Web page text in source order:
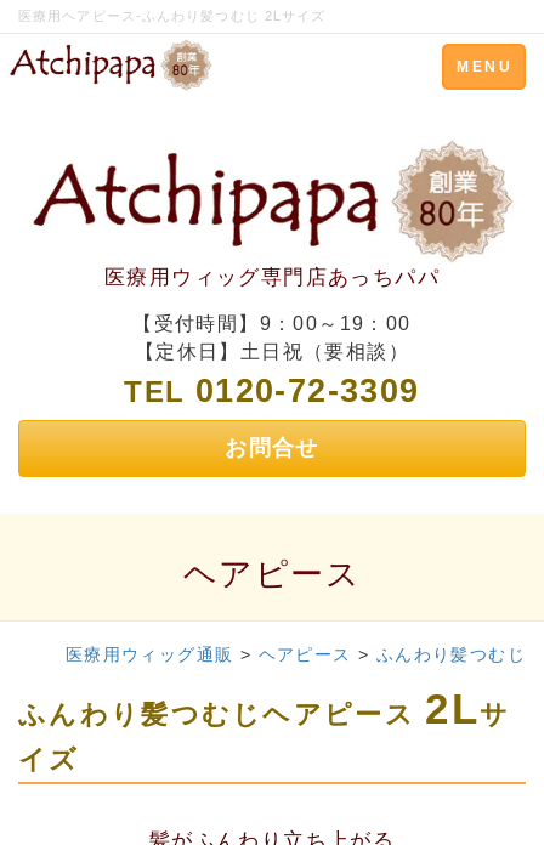
医療用ヘアピース-ふんわり髪つむじ 2Lサイズ
Toggle
navigation
MENU
医療用ウィッグ専門店あっちパパ
【受付時間】9：00～19：00
【定休日】土日祝（要相談）
TEL 0120-72-3309
お問合せ
ヘアピース
医療用ウィッグ通販 > ヘアピース > ふんわり髪つむじ
ふんわり髪つむじヘアピース 2Lサ
イズ